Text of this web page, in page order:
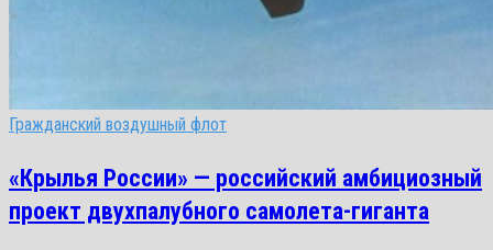
Гражданский воздушный флот
«Крылья России» — российский амбициозный
проект двухпалубного самолета-гиганта